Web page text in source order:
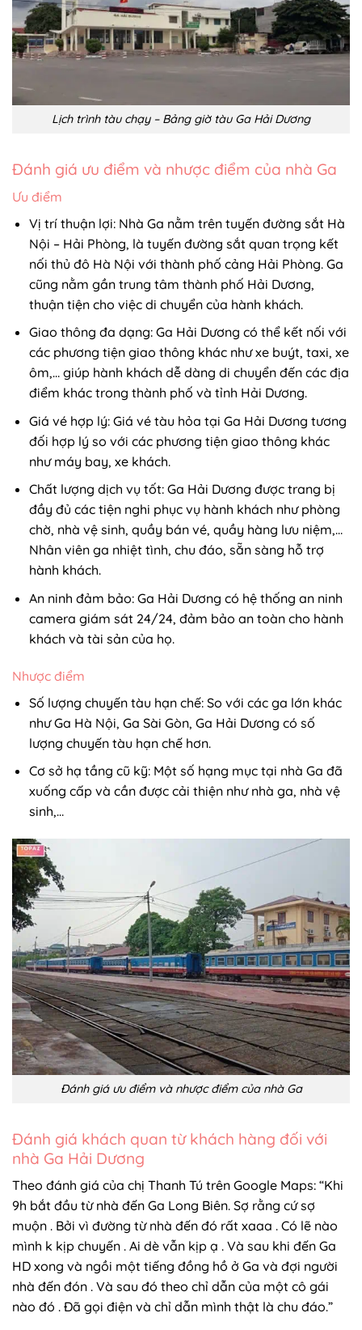
Lịch trình tàu chạy – Bảng giờ tàu Ga Hải Dương
Đánh giá ưu điểm và nhược điểm của nhà Ga
Ưu điểm
Vị trí thuận lợi: Nhà Ga nằm trên tuyến đường sắt Hà
Nội – Hải Phòng, là tuyến đường sắt quan trọng kết
nối thủ đô Hà Nội với thành phố cảng Hải Phòng. Ga
cũng nằm gần trung tâm thành phố Hải Dương,
thuận tiện cho việc di chuyển của hành khách.
Giao thông đa dạng: Ga Hải Dương có thể kết nối với
các phương tiện giao thông khác như xe buýt, taxi, xe
ôm,… giúp hành khách dễ dàng di chuyển đến các địa
điểm khác trong thành phố và tỉnh Hải Dương.
Giá vé hợp lý: Giá vé tàu hỏa tại Ga Hải Dương tương
đối hợp lý so với các phương tiện giao thông khác
như máy bay, xe khách.
Chất lượng dịch vụ tốt: Ga Hải Dương được trang bị
đầy đủ các tiện nghi phục vụ hành khách như phòng
chờ, nhà vệ sinh, quầy bán vé, quầy hàng lưu niệm,…
Nhân viên ga nhiệt tình, chu đáo, sẵn sàng hỗ trợ
hành khách.
An ninh đảm bảo: Ga Hải Dương có hệ thống an ninh
camera giám sát 24/24, đảm bảo an toàn cho hành
khách và tài sản của họ.
Nhược điểm
Số lượng chuyến tàu hạn chế: So với các ga lớn khác
như Ga Hà Nội, Ga Sài Gòn, Ga Hải Dương có số
lượng chuyến tàu hạn chế hơn.
Cơ sở hạ tầng cũ kỹ: Một số hạng mục tại nhà Ga đã
xuống cấp và cần được cải thiện như nhà ga, nhà vệ
sinh,…
Đánh giá ưu điểm và nhược điểm của nhà Ga
Đánh giá khách quan từ khách hàng đối với
nhà Ga Hải Dương
Theo đánh giá của chị Thanh Tú trên Google Maps: “Khi
9h bắt đầu từ nhà đến Ga Long Biên. Sợ rằng cứ sợ
muộn . Bởi vì đường từ nhà đến đó rất xaaa . Có lẽ nào
mình k kịp chuyến . Ai dè vẫn kịp ạ . Và sau khi đến Ga
HD xong và ngồi một tiếng đồng hồ ở Ga và đợi người
nhà đến đón . Và sau đó theo chỉ dẫn của một cô gái
nào đó . Đã gọi điện và chỉ dẫn mình thật là chu đáo.”